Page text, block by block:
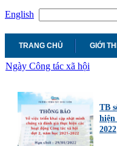
English
TRANG CHỦ GIỚI
Ngày Công tác xã hội
TB
hiện
2022